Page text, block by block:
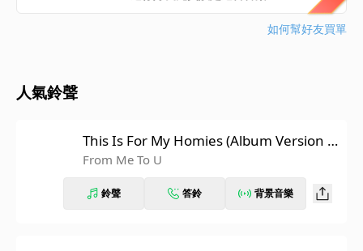
如何幫好友買單
人氣鈴聲
This Is For My Homies (Album Version (E
dited))
From Me To U
鈴聲 答鈴 背景音樂